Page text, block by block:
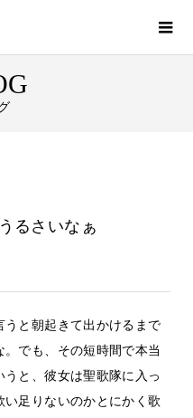
るさいなぁ
と朝起きて出かけるまで
でも、その短時間で本当
と、彼女は聖歌隊に入っ
足りないのかとにかく歌